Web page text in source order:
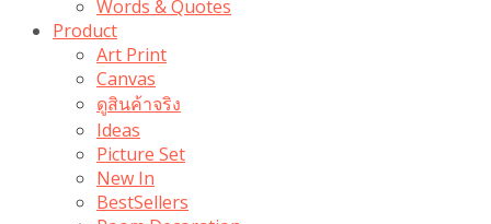
Words & Quotes
Product
Art Print
Canvas
ดูสินค้าจริง
Ideas
Picture Set
New In
BestSellers